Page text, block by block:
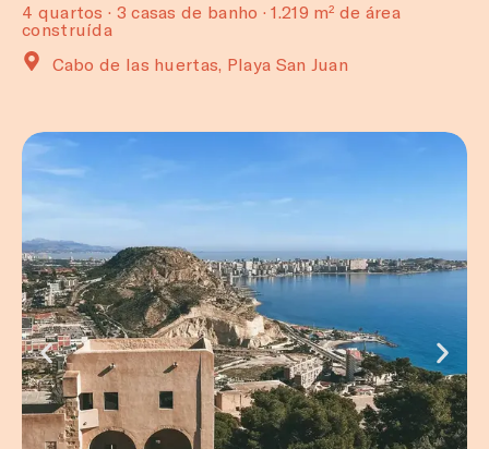
4 quartos · 3 casas de banho · 1.219 m² de área
construída
Cabo de las huertas, Playa San Juan